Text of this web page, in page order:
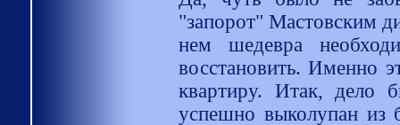
"запорот" Мастовским
нем шедевра
восстановить. Именно
квартиру. Итак, дело
успешно выколупан из